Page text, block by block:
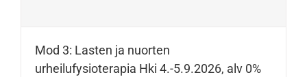
Mod 3: Lasten ja nuorten
urheilufysioterapia Hki 4.-5.9.2026, alv 0%